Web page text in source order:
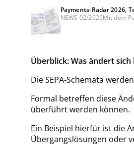
Payments-Radar 2026,
NEWS 02/2026Mit dem
Überblick: Was ändert
Die SEPA-Schemata
Formal betreffen diese
überführt werden können.
Ein Beispiel hierfür ist die
Übergangslösungen oder